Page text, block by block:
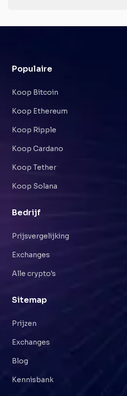
Populaire
Koop Bitcoin
Koop Ethereum
Koop Ripple
Koop Cardano
Koop Tether
Koop Solana
Bedrijf
Prijsvergelijking
Exchanges
Alle crypto's
Sitemap
Prijzen
Exchanges
Blog
Kennisbank